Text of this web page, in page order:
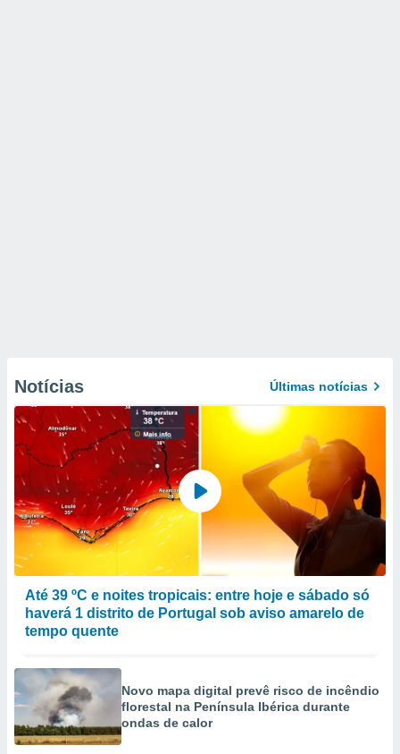
Notícias Últimas notícias
Até 39 ºC e noites tropicais: entre hoje e sábado só
haverá 1 distrito de Portugal sob aviso amarelo de
tempo quente
Novo mapa digital prevê risco de incêndio
florestal na Península Ibérica durante
ondas de calor